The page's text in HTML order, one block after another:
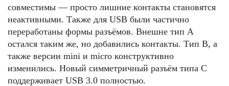
совместимы — просто лишние контакты становятся
неактивными. Также для USB были частично
переработаны формы разъёмов. Внешне тип А
остался таким же, но добавились контакты. Тип B, а
также версии mini и micro конструктивно
изменились. Новый симметричный разъём типа C
поддерживает USB 3.0 полностью.